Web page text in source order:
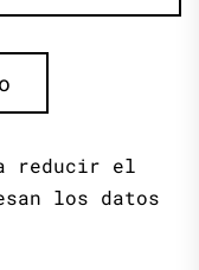
reducir el
los datos